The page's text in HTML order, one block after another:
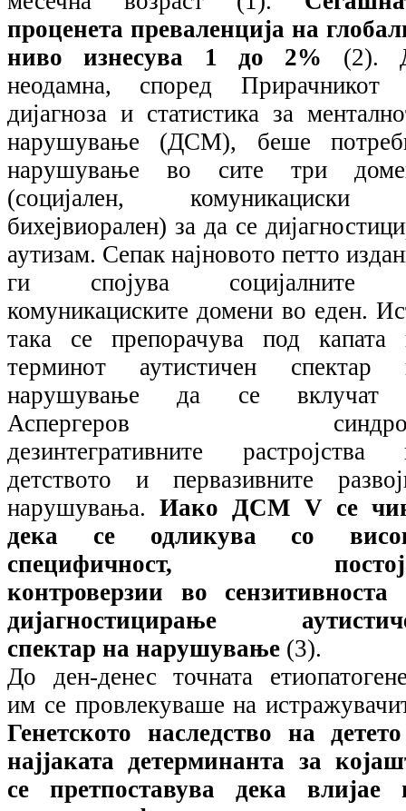
проценета преваленција на
ниво изнесува 1 до 2% (2).
неодамна, според Прирачникот
дијагноза и статистика за
нарушување (ДСМ), беше
нарушување во сите три
(социјален,
бихејвиорален) за да се
аутизам. Сепак најновото петто
ги спојува социјалните
комуникациските домени во еден.
така се препорачува под капата
терминот аутистичен спектар
нарушување да се
Аспергеров
дезинтегративните растројства
детството и первазивните
нарушувања.Иако ДСМ Vсе
дека се одликува со
специфичност,
контроверзии во сензитивноста
дијагностицирање
спектар на нарушување (3).
До ден-денес точната
им се провлекуваше на
Генетското наследство на
најјаката детерминанта за
се претпоставува дека влијае